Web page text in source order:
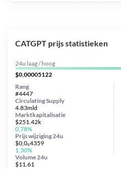
CATGPT prijs statistieken
24u laag / hoog
$0,00005122
Circulating Supply
4.83mld
Prijs wijziging24u
$0,0₆4359
1,30%
Marktkapitalisatie
$251.42k
0,78%
Volume 24u
$11.61
Rang
#4447